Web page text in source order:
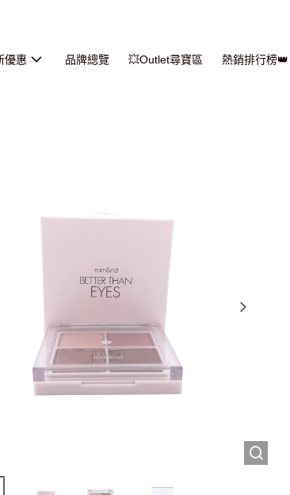
優惠 品牌總覽 💥Outlet尋寶區 熱銷排行榜👑